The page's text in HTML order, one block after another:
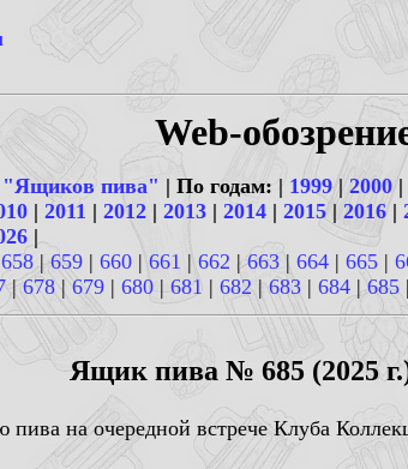
Web-
"Ящиков пива" | По годам: | 1999| 2000|
| 2011 | 2012 | 2013 | 2014 | 2015 | 2016|
|
658|659 | 660 | 661 | 662 |663 | 664 | 665 |
|678 |679 | 680 | 681 | 682|683 | 684 |685 |
Ящик пива № 685 (2025
пива на очередной встрече Клуба